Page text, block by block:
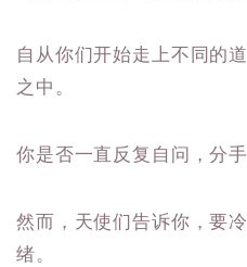
自从你们开始走上不同的
之中。
你是否一直反复自问，分
然而，天使们告诉你，要
绪。